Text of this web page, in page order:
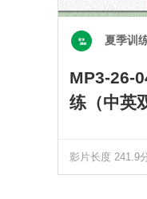
夏季训
MP3-26-
练（中英
影片长度 241.9